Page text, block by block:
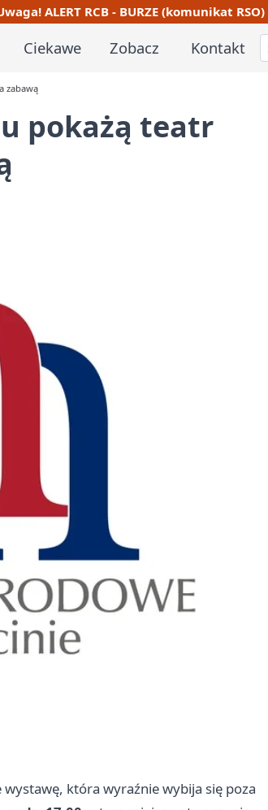
ALERT RCB - BURZE (komunikat RSO)
Ciekawe Zobacz Kontakt
zabawą
pokażą teatr
która wyraźnie wybija się poza